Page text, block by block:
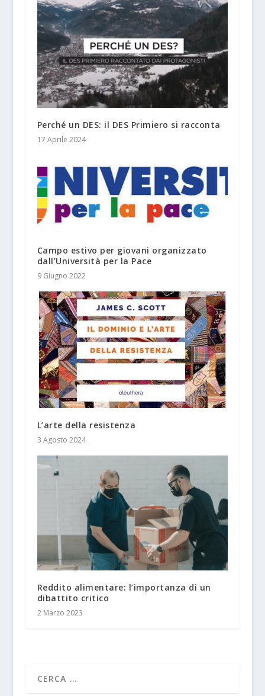
Perché un DES: il DES Primiero si racconta
17 Aprile 2024
Campo estivo per giovani organizzato
dall’Università per la Pace
9 Giugno 2022
L’arte della resistenza
3 Agosto 2024
Reddito alimentare: l’importanza di un
dibattito critico
2 Marzo 2023